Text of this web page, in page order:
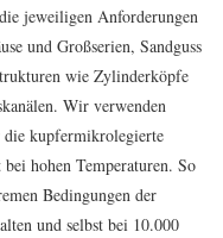
jeweiligen Anforderungen
und Großserien, Sandguss
wie Zylinderköpfe
Wir verwenden
kupfermikrolegierte
hohen Temperaturen. So
Bedingungen der
und selbst bei 10.000